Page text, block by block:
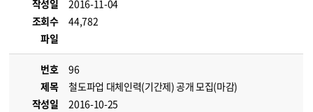
작성일
2016-11-04
조회수
44,782
파일
번호
96
제목
철도파업 대체인력(기간제) 공개 모집(마감)
작성일
2016-10-25